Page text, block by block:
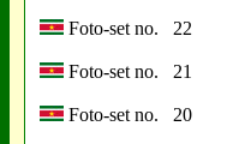
Foto-set no. 22
Foto-set no. 21
Foto-set no. 20